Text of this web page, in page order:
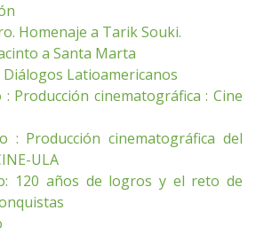
Homenaje a Tarik Souki.
a Santa Marta
Latioamericanos
: Producción cinematográfica : Cine
: Producción cinematográfica del
ULA
120 años de logros y el reto de